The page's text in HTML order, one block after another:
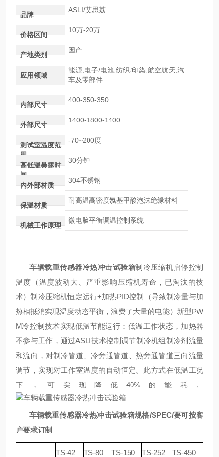
品牌
ASLI/艾思荔
价格区间
10万-20万
产地类别
国产
应用领域
能源,电子/电池,纺织/印染,航空航天,汽
车及零部件
内部尺寸
400-350-350
外部尺寸
1400-1800-1400
测试室温度范
围
-70~200度
高低温暴露时
间
30分钟
内外部材质
304不锈钢
保温材质
耐高温高密度氯基甲酸泡沫绝缘材料
机械工作原理
微电脑平衡调温控制系统
车辆载重传感器冷热冲击试验箱制冷压缩机启停控制
温度（温度波动大、严重影响压缩机寿命，已淘汰的技
术）制冷压缩机恒定运行+加热PID控制（导致制冷量与加
热相抵消实现温度动态平衡，浪费了大量的电能）新型PW
M冷控制技术实现低温节能运行：低温工作状态，加热器
不参与工作，通过ASLI技术控制调节制冷机组制冷剂流量
和流向，对制冷管道、冷旁通管道、热旁通管道三向流量
调节，实现对工作室温度的自动恒定。此方式在低温工况
下，可实现降低40%的能耗。
车辆载重传感器冷热冲击试验箱规格/SPEC/要可按客
户要求订制
TS-42
TS-80
TS-150
TS-252
TS-450